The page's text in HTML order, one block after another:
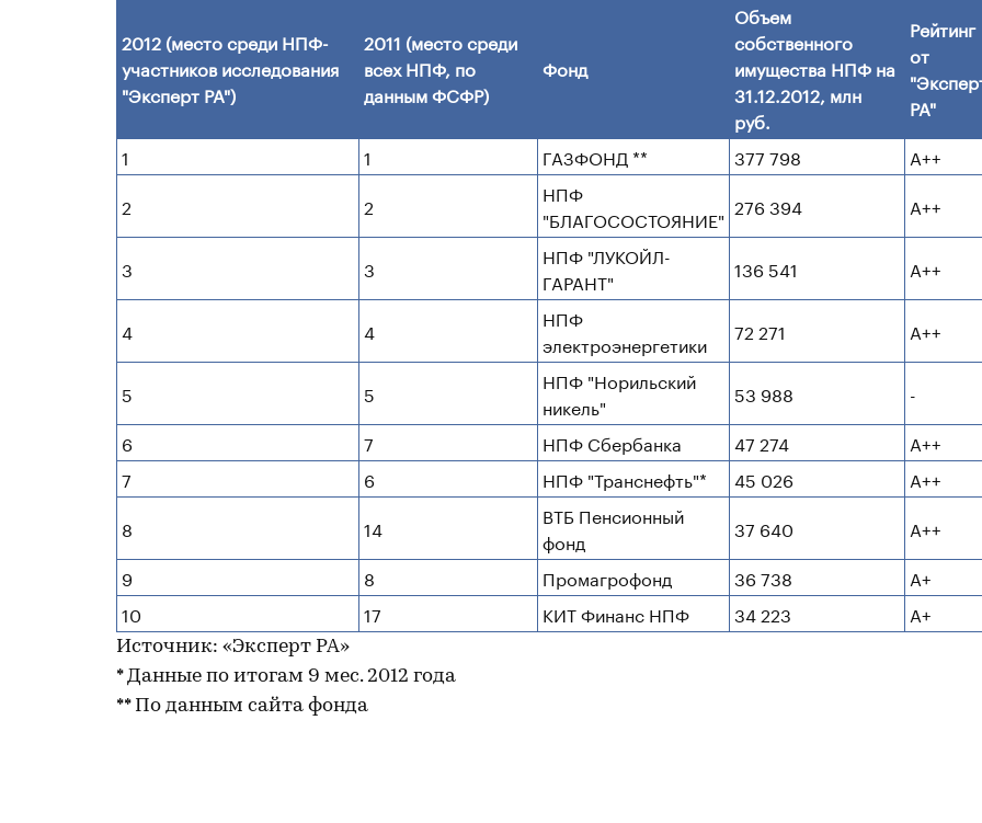
2012 (место среди НПФ-
участников исследования
"Эксперт РА")
2011 (место среди
всех НПФ, по
данным ФСФР)
Фонд
Объем
собственного
имущества НПФ на
31.12.2012, млн
руб.
Рейтинг
от
РА"
1
1 ГАЗФОНД ** 377 798
А++
2
2
НПФ
"БЛАГОСОСТОЯНИЕ" 276 394 А++
3 3
НПФ "ЛУКОЙЛ-
ГАРАНТ"
136 541 А++
4 4
НПФ
электроэнергетики
72 271 А++
5 5
НПФ "Норильский
никель"
53 988
-
6
7 НПФ Сбербанка 47 274
А++
7
6 НПФ "Транснефть"* 45 026
А++
8
14
ВТБ Пенсионный
фонд
37 640
А++
9
8 Промагрофонд 36 738
А+
10
17 КИТ Финанс НПФ 34 223 А+
Источник: «Эксперт РА»
* Данные по итогам 9 мес. 2012 года
** По данным сайта фонда